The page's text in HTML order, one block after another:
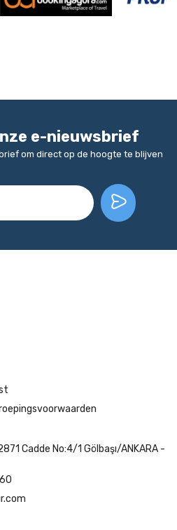
e-nieuwsbrief
om direct op de hoogte te blijven
Cadde No:4/1 Gölbaşı/ANKARA -